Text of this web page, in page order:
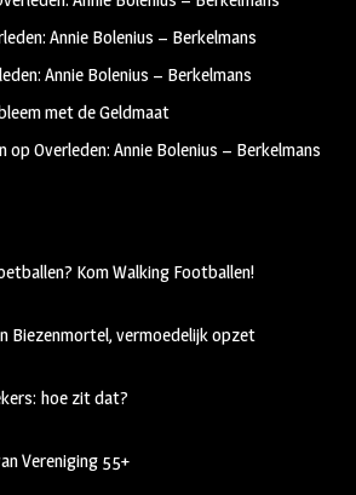
Annie Bolenius – Berkelmans
Annie Bolenius – Berkelmans
met de Geldmaat
opOverleden: Annie Bolenius – Berkelmans
Kom Walking Footballen!
Biezenmortel, vermoedelijk opzet
hoe zit dat?
Vereniging 55+